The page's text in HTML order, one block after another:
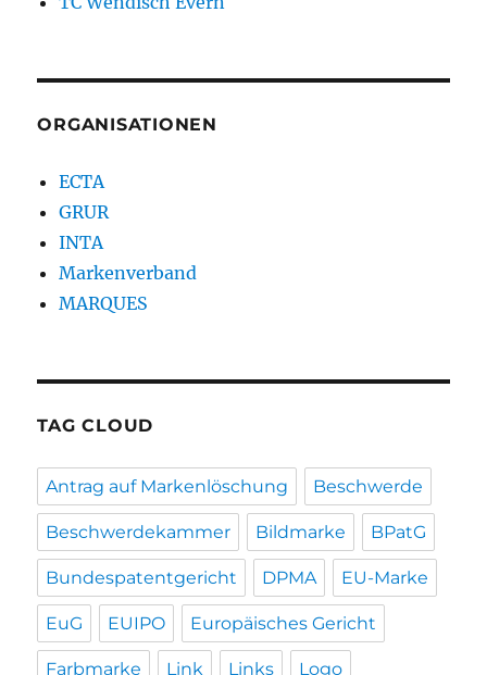
ORGANISATIONEN
ECTA
GRUR
INTA
Markenverband
MARQUES
TAG CLOUD
Antrag auf Markenlöschung Beschwerde
Beschwerdekammer Bildmarke BPatG
Bundespatentgericht DPMA EU-Marke
EuG EUIPO Europäisches Gericht
Farbmarke Link Links Logo